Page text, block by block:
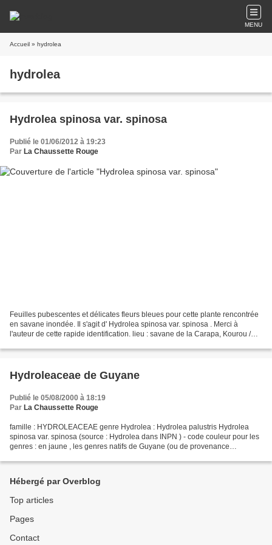
MENU
Accueil » hydrolea
hydrolea
Hydrolea spinosa var. spinosa
Publié le 01/06/2012 à 19:23
Par La Chaussette Rouge
Feuilles pubescentes et délicates fleurs bleues pour cette plante rencontrée
en savane inondée. Il s'agit d' Hydrolea spinosa var. spinosa . Merci à
l'auteur de cette rapide identification. lieu : savane de la Carapa, Kourou /
Hydroleaceae de Guyane
Publié le 05/08/2000 à 18:19
Par La Chaussette Rouge
famille : HYDROLEACEAE genre Hydrolea : Hydrolea palustris Hydrolea
spinosa var. spinosa (source : Hydrolea dans INPN ) - code couleur pour les
genres : en jaune , les genres natifs de Guyane (ou de provenance
Hébergé par Overblog
Top articles
Pages
Contact